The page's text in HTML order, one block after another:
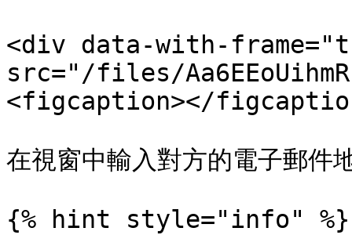
<div data-with-
src="/files/
<figcaption></
在視窗中輸入對方的電子郵件
{% hint style="info" %}